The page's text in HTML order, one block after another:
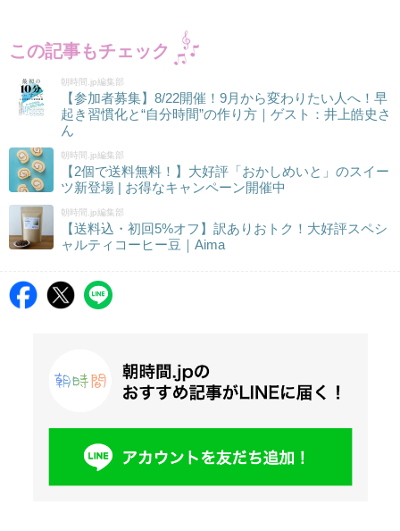
この記事もチェック
朝時間.jp編集部
【参加者募集】8/22開催！9月から変わりたい人へ！早
起き習慣化と“自分時間”の作り方｜ゲスト：井上皓史さ
ん
朝時間.jp編集部
【2個で送料無料！】大好評「おかしめいと」のスイー
ツ新登場 | お得なキャンペーン開催中
朝時間.jp編集部
【送料込・初回5%オフ】訳ありおトク！大好評スペシ
ャルティコーヒー豆｜Aima